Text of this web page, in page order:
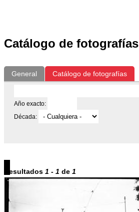
Catálogo de fotografías
General Catálogo de fotografías
Año exacto:
Década:
Resultados 1 - 1 de 1